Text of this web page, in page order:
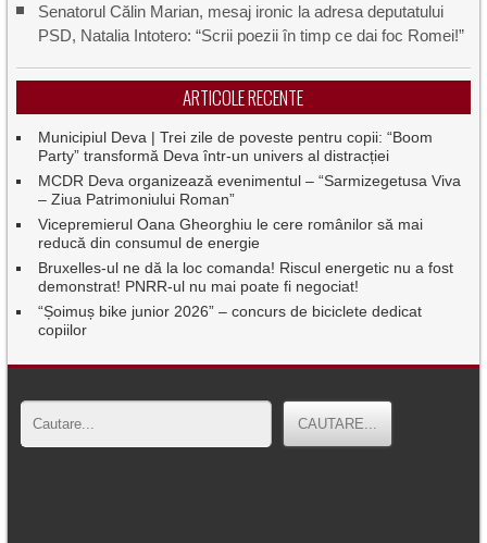
Senatorul Călin Marian, mesaj ironic la adresa deputatului
PSD, Natalia Intotero: “Scrii poezii în timp ce dai foc Romei!”
ARTICOLE RECENTE
Municipiul Deva | Trei zile de poveste pentru copii: “Boom
Party” transformă Deva într-un univers al distracției
MCDR Deva organizează evenimentul – “Sarmizegetusa Viva
– Ziua Patrimoniului Roman”
Vicepremierul Oana Gheorghiu le cere românilor să mai
reducă din consumul de energie
Bruxelles-ul ne dă la loc comanda! Riscul energetic nu a fost
demonstrat! PNRR-ul nu mai poate fi negociat!
“Șoimuș bike junior 2026” – concurs de biciclete dedicat
copiilor